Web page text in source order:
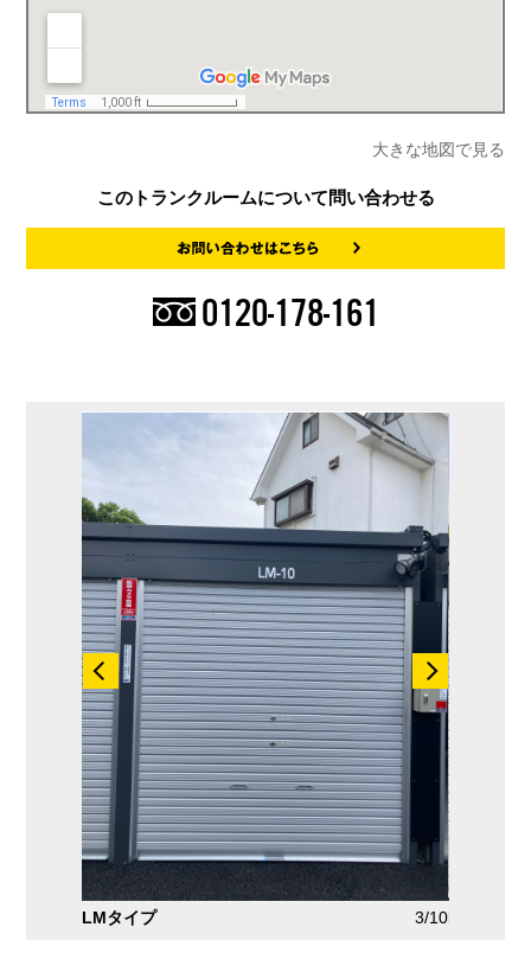
大きな地図で見る
このトランクルームについて問い合わせる
0120-178-161
LMタイプ 3/10